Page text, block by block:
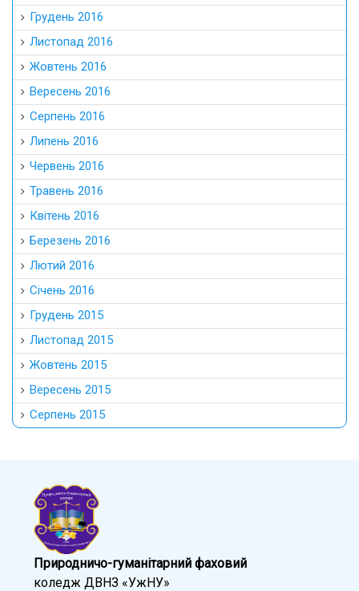
Грудень 2016
Листопад 2016
Жовтень 2016
Вересень 2016
Серпень 2016
Липень 2016
Червень 2016
Травень 2016
Квітень 2016
Березень 2016
Лютий 2016
Січень 2016
Грудень 2015
Листопад 2015
Жовтень 2015
Вересень 2015
Серпень 2015
Природничо-гуманітарний фаховий
коледж ДВНЗ «УжНУ»